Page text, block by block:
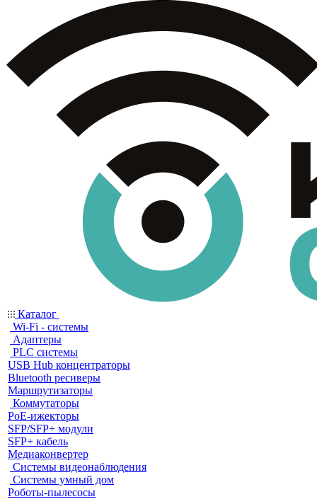
Каталог
Wi-Fi - системы
Адаптеры
PLC системы
USB Hub концентраторы
Bluetooth ресиверы
Маршрутизаторы
Коммутаторы
PoE-ижекторы
SFP/SFP+ модули
SFP+ кабель
Медиаконвертер
Системы видеонаблюдения
Системы умный дом
Роботы-пылесосы